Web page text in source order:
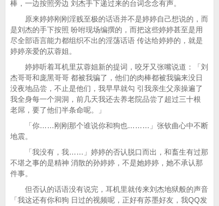
棒，一边按照旁边 刘杰手下递过来的台词念念有声。
原来婷婷刚刚淫贱至极的话语并不是婷婷自己想说的，而
是刘杰的手下按照 吩咐现场编撰的，而把这些婷婷甚至是用
尽全部语言能力都组织不出的淫荡话语 传达给婷婷的，就是
婷婷亲爱的苁蓉姐。
婷婷听着耳机里苁蓉姐新的提词，咬牙又张嘴说道：「刘
杰哥哥和庞黑哥哥 都被我骗了，他们的肉棒都被我骗来没日
没夜地品尝，不止是他们，我早早就勾 引我亲生父亲操遍了
我全身每一个洞洞，前几天我还去养老院品尝了超过三十根
老屌，要了他们半条命呢。」
「你……刚刚那个谁说你和狗也………」张钦曲心中不断
地震。
「我没有，我……」婷婷的否认脱口而出，和畜生有过那
不堪之事的是精神 消散的孙婷婷，不是她婷婷，她不承认那
件事。
但否认的话语没有说完，耳机里就传来刘杰地狱般的声音
「我这还有你和狗 日过的视频呢，正好有苏墨好友，我QQ发